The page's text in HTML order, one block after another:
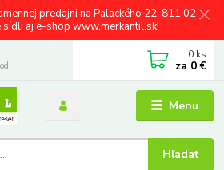
predajni na Palackého 22, 811 02
sídli aj e-shop www.merkantil.sk!
Menu
Hľadať
0 ks
za 0 €